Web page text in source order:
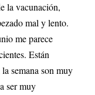
la vacunación,
mal y lento.
me parece
Están
semana son muy
ser muy